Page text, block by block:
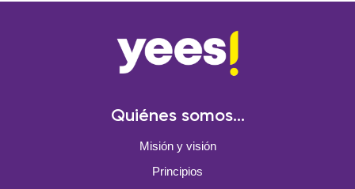
Quiénes somos...
Misión y visión
Principios